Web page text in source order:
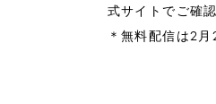
式サイトでご確
＊無料配信は2